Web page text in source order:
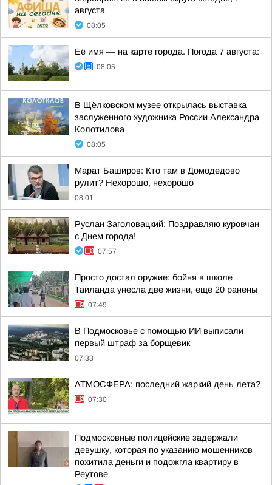
августа
08:05
Её имя — на карте города. Погода 7 августа:
08:05
В Щёлковском музее открылась выставка
заслуженного художника России Александра
Колотилова
08:05
Марат Баширов: Кто там в Домодедово
рулит? Нехорошо, нехорошо
08:01
Руслан Заголовацкий: Поздравляю куровчан
с Днем города!
07:57
Просто достал оружие: бойня в школе
Таиланда унесла две жизни, ещё 20 ранены
07:49
В Подмосковье с помощью ИИ выписали
первый штраф за борщевик
07:33
АТМОСФЕРА: последний жаркий день лета?
07:30
Подмосковные полицейские задержали
девушку, которая по указанию мошенников
похитила деньги и подожгла квартиру в
Реутове